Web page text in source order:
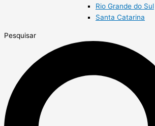
Rio Grande do Sul
Santa Catarina
Pesquisar